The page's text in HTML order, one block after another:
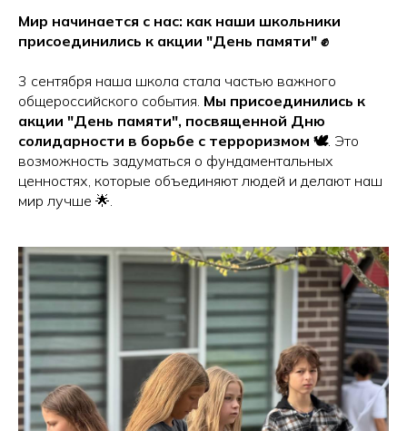
Мир начинается с нас: как наши школьники
присоединились к акции "День памяти" ✊
3 сентября наша школа стала частью важного
общероссийского события. Мы присоединились к
акции "День памяти", посвященной Дню
солидарности в борьбе с терроризмом 🕊️. Это
возможность задуматься о фундаментальных
ценностях, которые объединяют людей и делают наш
мир лучше 🌟.